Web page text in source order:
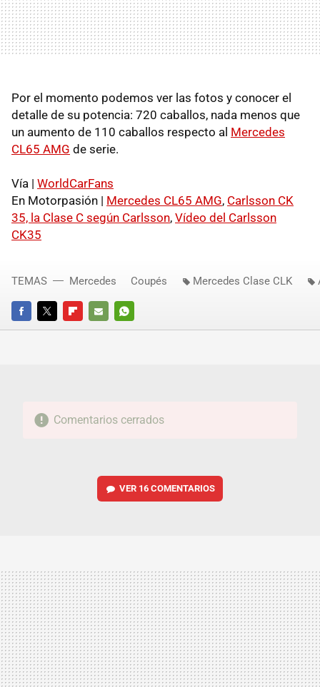
Por el momento podemos ver las fotos y conocer el
detalle de su potencia: 720 caballos, nada menos que
un aumento de 110 caballos respecto al Mercedes
CL65 AMG de serie.
Vía | WorldCarFans
En Motorpasión | Mercedes CL65 AMG, Carlsson CK
35, la Clase C según Carlsson, Vídeo del Carlsson
CK35
FACEBOOKTWITTERFLIPBOARD
E-
WHATSAPP
TEMAS Mercedes Coupés Mercedes Clase CLK
Comentarios cerrados
VER 16 COMENTARIOS